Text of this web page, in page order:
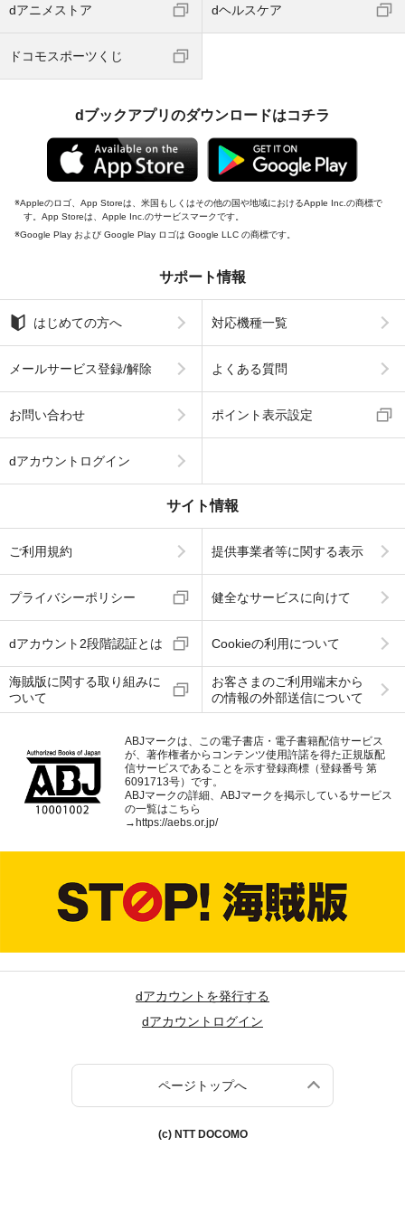
dアニメストア dヘルスケア
ドコモスポーツくじ
dブックアプリのダウンロードはコチラ
Appleのロゴ、App Storeは、米国もしくはその他の国や地域におけるApple Inc.の商標で
す。App Storeは、Apple Inc.のサービスマークです。
Google Play および Google Play ロゴは Google LLC の商標です。
サポート情報
はじめての方へ 対応機種一覧
メールサービス登録/解除 よくある質問
お問い合わせ ポイント表示設定
dアカウントログイン
サイト情報
ご利用規約 提供事業者等に関する表示
プライバシーポリシー 健全なサービスに向けて
dアカウント2段階認証とは Cookieの利用について
海賊版に関する取り組みに
ついて
お客さまのご利用端末から
の情報の外部送信について
ABJマークは、この電子書店・電子書籍配信サービス
が、著作権者からコンテンツ使用許諾を得た正規版配
信サービスであることを示す登録商標（登録番号 第
6091713号）です。
ABJマークの詳細、ABJマークを掲示しているサービス
の一覧はこちら
→https://aebs.or.jp/
dアカウントを発行する
dアカウントログイン
ページトップへ
(c) NTT DOCOMO